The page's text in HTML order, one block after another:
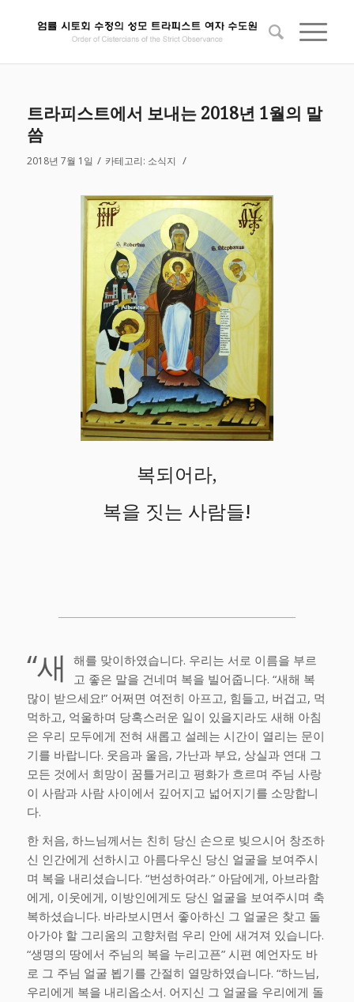
트라피스트에서 보내는 2018년 1월의 말
씀
2018년 7월 1일 / 카테고리: 소식지 /
복되어라,
복을 짓는 사람들!
“새
해를 맞이하였습니다. 우리는 서로 이름을 부르
고 좋은 말을 건네며 복을 빌어줍니다. “새해 복
많이 받으세요!” 어쩌면 여전히 아프고, 힘들고, 버겁고, 먹
먹하고, 억울하며 당혹스러운 일이 있을지라도 새해 아침
은 우리 모두에게 전혀 새롭고 설레는 시간이 열리는 문이
기를 바랍니다. 웃음과 울음, 가난과 부요, 상실과 연대 그
모든 것에서 희망이 꿈틀거리고 평화가 흐르며 주님 사랑
이 사람과 사람 사이에서 깊어지고 넓어지기를 소망합니
다.
한처음, 하느님께서는 친히 당신 손으로 빚으시어 창조하
신 인간에게 선하시고 아름다우신 당신 얼굴을 보여주시
며 복을 내리셨습니다. “번성하여라.” 아담에게, 아브라함
에게, 이웃에게, 이방인에게도 당신 얼굴을 보여주시며 축
복하셨습니다. 바라보시면서 좋아하신 그 얼굴은 찾고 돌
아가야 할 그리움의 고향처럼 우리 안에 새겨져 있습니다.
“생명의 땅에서 주님의 복을 누리고픈” 시편 예언자도 바
로 그 주님 얼굴 뵙기를 간절히 열망하였습니다. “하느님,
우리에게 복을 내리옵소서. 어지신 그 얼굴을 우리에게 돌